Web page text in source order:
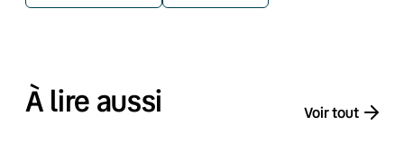
À lire aussi Voir tout